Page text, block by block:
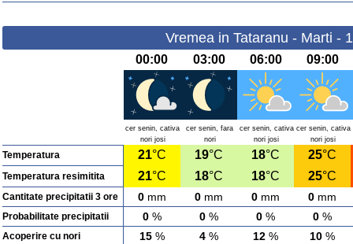
Vremea in Tataranu - Marti -
00:00 03:00 06:00 09:00
cer senin, cativa
nori josi
cer senin, fara
nori
cer senin, cativa
nori josi
cer senin, cativa
nori josi
Temperatura 21°C 19°C 18°C 25°C
Temperatura resimitita 21°C 18°C 18°C 25°C
Cantitate precipitatii 3 ore 0 mm 0 mm 0 mm 0 mm
Probabilitate precipitatii 0 % 0 % 0 % 0 %
Acoperire cu nori 15 % 4 % 12 % 10 %